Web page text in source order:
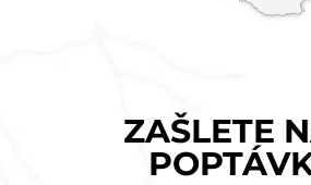
ZAŠLETE